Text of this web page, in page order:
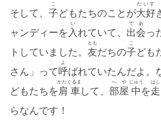
そして、 子
こ
どもたちのことが大好
だいす
ャンディーを入
い
れていて、 出会
であ
っ
トしていました。 友
とも
だちの子
こ
ども
さん」って呼
よ
ばれていたんだよ。
どもたちを肩車
かたぐるま
して、 部屋
へや
中
じゅう
を走
はし
らなんです！